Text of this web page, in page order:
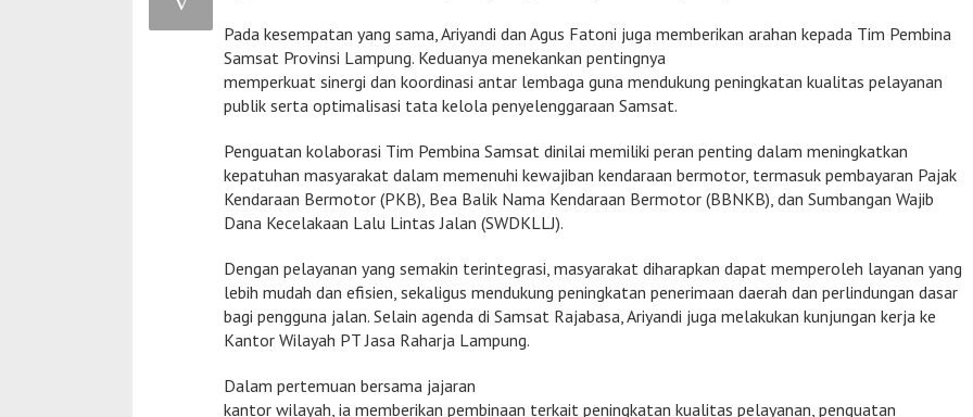
Pada kesempatan yang sama, Ariyandi dan Agus Fatoni juga memberikan arahan kepada Tim Pembina
Samsat Provinsi Lampung. Keduanya menekankan pentingnya
memperkuat sinergi dan koordinasi antar lembaga guna mendukung peningkatan kualitas pelayanan
publik serta optimalisasi tata kelola penyelenggaraan Samsat.
Penguatan kolaborasi Tim Pembina Samsat dinilai memiliki peran penting dalam meningkatkan
kepatuhan masyarakat dalam memenuhi kewajiban kendaraan bermotor, termasuk pembayaran Pajak
Kendaraan Bermotor (PKB), Bea Balik Nama Kendaraan Bermotor (BBNKB), dan Sumbangan Wajib
Dana Kecelakaan Lalu Lintas Jalan (SWDKLLJ).
Dengan pelayanan yang semakin terintegrasi, masyarakat diharapkan dapat memperoleh layanan yang
lebih mudah dan efisien, sekaligus mendukung peningkatan penerimaan daerah dan perlindungan dasar
bagi pengguna jalan. Selain agenda di Samsat Rajabasa, Ariyandi juga melakukan kunjungan kerja ke
Kantor Wilayah PT Jasa Raharja Lampung.
Dalam pertemuan bersama jajaran
kantor wilayah, ia memberikan pembinaan terkait peningkatan kualitas pelayanan, penguatan